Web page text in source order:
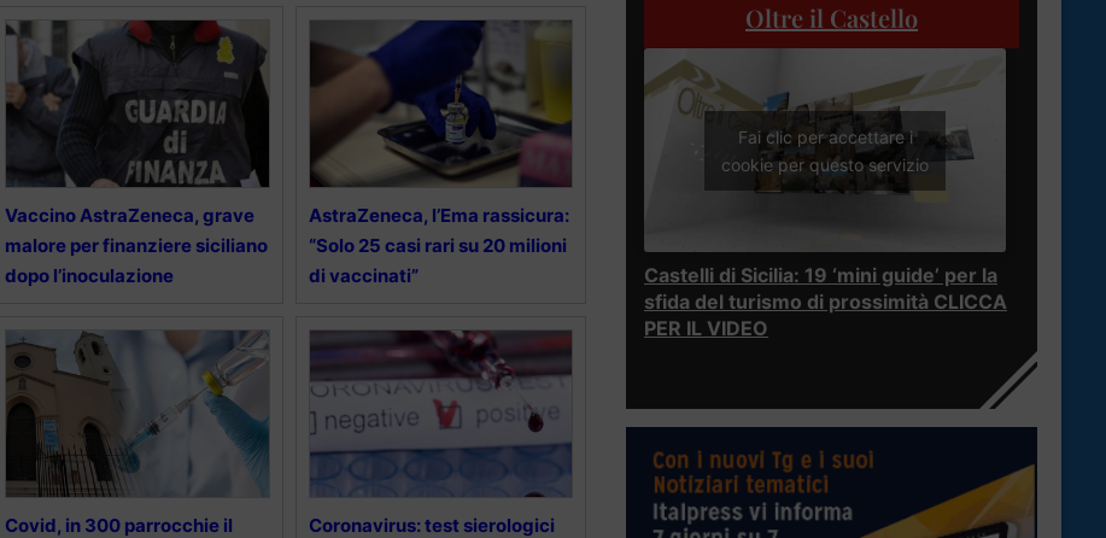
Vaccino AstraZeneca, grave
malore per finanziere siciliano
dopo l’inoculazione
AstraZeneca, l’Ema rassicura:
“Solo 25 casi rari su 20 milioni
di vaccinati”
Covid, in 300 parrocchie il
Coronavirus: test sierologici
Oltre il Castello
Fai clic per accettare i
cookie per questo servizio
Castelli di Sicilia: 19 ‘mini guide’ per la
sfida del turismo di prossimità CLICCA
PER IL VIDEO